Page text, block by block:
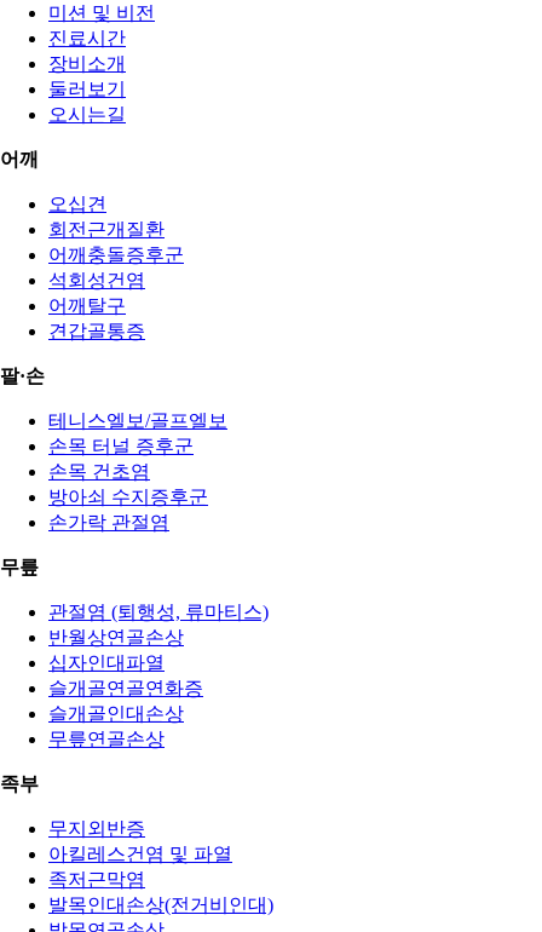
미션 및 비전
진료시간
장비소개
둘러보기
오시는길
어깨
오십견
회전근개질환
어깨충돌증후군
석회성건염
어깨탈구
견갑골통증
팔·손
테니스엘보/골프엘보
손목 터널 증후군
손목 건초염
방아쇠 수지증후군
손가락 관절염
무릎
관절염 (퇴행성, 류마티스)
반월상연골손상
십자인대파열
슬개골연골연화증
슬개골인대손상
무릎연골손상
족부
무지외반증
아킬레스건염 및 파열
족저근막염
발목인대손상(전거비인대)